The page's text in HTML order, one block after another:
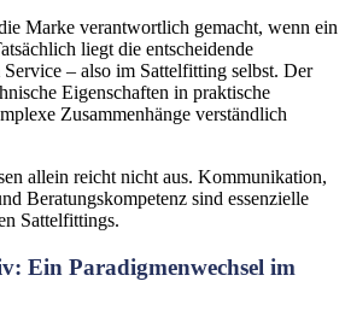
Marke verantwortlich gemacht, wenn ein
liegt die entscheidende
– also im Sattelfitting selbst. Der
Eigenschaften in praktische
Zusammenhänge verständlich
allein reicht nicht aus. Kommunikation,
Beratungskompetenz sind essenzielle
Sattelfittings.
Ein Paradigmenwechsel im